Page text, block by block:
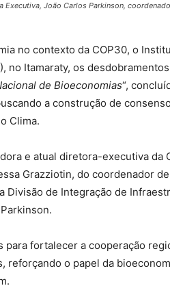
João Carlos Parkinson,
no contexto da COP30, o
no Itamaraty, os
de Bioeconomias“,
a construção de
Clima.
e atual diretora-executiva da
Grazziotin, do coordenador
Divisão de Integração de
fortalecer a cooperação
reforçando o papel da